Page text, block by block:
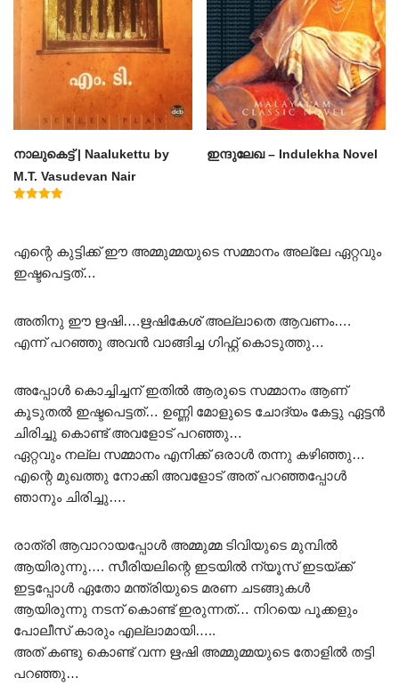
നാലുകെട്ട് | Naalukettu by
M.T. Vasudevan Nair
ഇന്ദുലേഖ – Indulekha Novel
എന്റെ കുട്ടിക്ക് ഈ അമ്മുമ്മയുടെ സമ്മാനം അല്ലേ ഏറ്റവും
ഇഷ്ടപെട്ടത്…
അതിനു ഈ ഋഷി….ഋഷികേശ് അല്ലാതെ ആവണം….
എന്ന് പറഞ്ഞു അവൻ വാങ്ങിച്ച ഗിഫ്റ്റ് കൊടുത്തു…
അപ്പോൾ കൊച്ചിച്ചന് ഇതിൽ ആരുടെ സമ്മാനം ആണ്
കൂടുതൽ ഇഷ്ടപെട്ടത്… ഉണ്ണി മോളുടെ ചോദ്യം കേട്ടു ഏട്ടൻ
ചിരിച്ചു കൊണ്ട് അവളോട്‌ പറഞ്ഞു…
ഏറ്റവും നല്ല സമ്മാനം എനിക്ക് ഒരാൾ തന്നു കഴിഞ്ഞു…
എന്റെ മുഖത്തു നോക്കി അവളോട്‌ അത് പറഞ്ഞപ്പോൾ
ഞാനും ചിരിച്ചു….
രാത്രി ആവാറായപ്പോൾ അമ്മുമ്മ ടിവിയുടെ മുമ്പിൽ
ആയിരുന്നു…. സീരിയലിന്റെ ഇടയിൽ ന്യൂസ്‌ ഇടയ്ക്ക്
ഇട്ടപ്പോൾ ഏതോ മന്ത്രിയുടെ മരണ ചടങ്ങുകൾ
ആയിരുന്നു നടന് കൊണ്ട് ഇരുന്നത്… നിറയെ പൂക്കളും
പോലീസ് കാരും എല്ലാമായി…..
അത് കണ്ടു കൊണ്ട് വന്ന ഋഷി അമ്മുമ്മയുടെ തോളിൽ തട്ടി
പറഞ്ഞു…